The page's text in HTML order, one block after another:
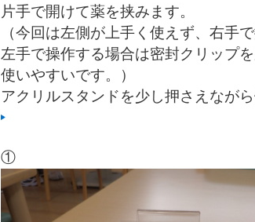
片手で開けて薬を挟みます。
（今回は左側が上手く使えず、右手
左手で操作する場合は密封クリップ
使いやすいです。）
アクリルスタンドを少し押さえながら
①